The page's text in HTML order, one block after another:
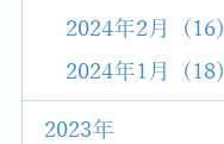
2024年2月 (16)
2024年1月 (18)
2023年